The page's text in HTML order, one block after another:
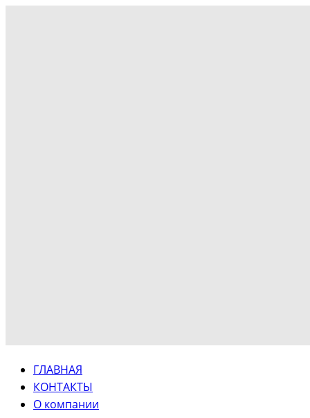
ГЛАВНАЯ
КОНТАКТЫ
О компании